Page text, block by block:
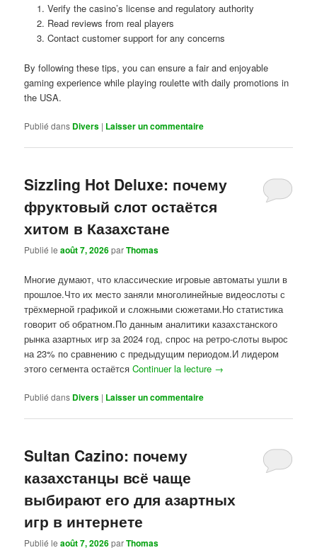
Verify the casino’s license and regulatory authority
Read reviews from real players
Contact customer support for any concerns
By following these tips, you can ensure a fair and enjoyable
gaming experience while playing roulette with daily promotions in
the USA.
Publié dans Divers | Laisser un commentaire
Sizzling Hot Deluxe: почему
фруктовый слот остаётся
хитом в Казахстане
Publié leaoût 7, 2026parThomas
Многие думают, что классические игровые автоматы ушли в
прошлое.Что их место заняли многолинейные видеослоты с
трёхмерной графикой и сложными сюжетами.Но статистика
говорит об обратном.По данным аналитики казахстанского
рынка азартных игр за 2024 год, спрос на ретро-слоты вырос
на 23% по сравнению с предыдущим периодом.И лидером
этого сегмента остаётсяContinuer la lecture →
Publié dans Divers | Laisser un commentaire
Sultan Cazino: почему
казахстанцы всё чаще
выбирают его для азартных
игр в интернете
Publié leaoût 7, 2026parThomas